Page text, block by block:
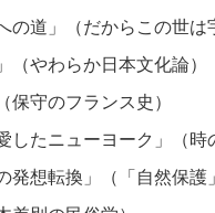
の道」（だからこの世は
やわらか日本文化論）
保守のフランス史）
したニューヨーク」（時
発想転換」（「自然保護